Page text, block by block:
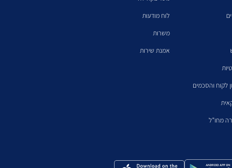
לקוח והסכמים
מחו"ל
לוח מודעות
משרות
אמנת שירות